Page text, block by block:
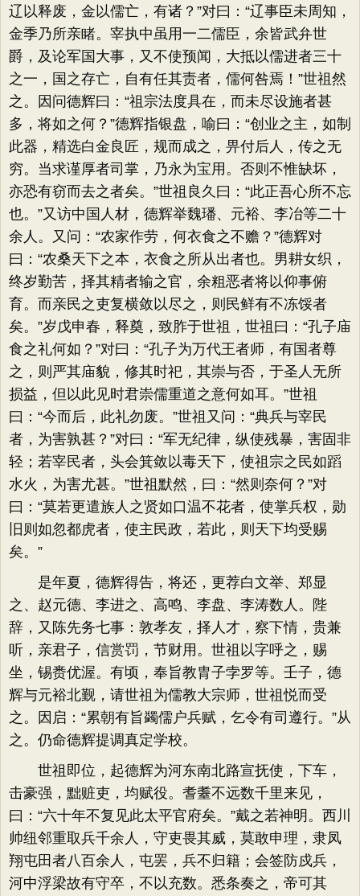
辽以释废，金以儒亡，有诸？”对曰：“辽事臣未周知，
金季乃所亲睹。宰执中虽用一二儒臣，余皆武弁世
爵，及论军国大事，又不使预闻，大抵以儒进者三十
之一，国之存亡，自有任其责者，儒何咎焉！”世祖然
之。因问德辉曰：“祖宗法度具在，而未尽设施者甚
多，将如之何？”德辉指银盘，喻曰：“创业之主，如制
此器，精选白金良匠，规而成之，畀付后人，传之无
穷。当求谨厚者司掌，乃永为宝用。否则不惟缺坏，
亦恐有窃而去之者矣。”世祖良久曰：“此正吾心所不忘
也。”又访中国人材，德辉举魏璠、元裕、李冶等二十
余人。又问：“农家作劳，何衣食之不赡？”德辉对
曰：“农桑天下之本，衣食之所从出者也。男耕女织，
终岁勤苦，择其精者输之官，余粗恶者将以仰事俯
育。而亲民之吏复横敛以尽之，则民鲜有不冻馁者
矣。”岁戊申春，释奠，致胙于世祖，世祖曰：“孔子庙
食之礼何如？”对曰：“孔子为万代王者师，有国者尊
之，则严其庙貌，修其时祀，其崇与否，于圣人无所
损益，但以此见时君崇儒重道之意何如耳。”世祖
曰：“今而后，此礼勿废。”世祖又问：“典兵与宰民
者，为害孰甚？”对曰：“军无纪律，纵使残暴，害固非
轻；若宰民者，头会箕敛以毒天下，使祖宗之民如蹈
水火，为害尤甚。”世祖默然，曰：“然则奈何？”对
曰：“莫若更遣族人之贤如口温不花者，使掌兵权，勋
旧则如忽都虎者，使主民政，若此，则天下均受赐
矣。”
是年夏，德辉得告，将还，更荐白文举、郑显
之、赵元德、李进之、高鸣、李盘、李涛数人。陛
辞，又陈先务七事：敦孝友，择人才，察下情，贵兼
听，亲君子，信赏罚，节财用。世祖以字呼之，赐
坐，锡赉优渥。有顷，奉旨教胄子孛罗等。壬子，德
辉与元裕北觐，请世祖为儒教大宗师，世祖悦而受
之。因启：“累朝有旨蠲儒户兵赋，乞令有司遵行。”从
之。仍命德辉提调真定学校。
世祖即位，起德辉为河东南北路宣抚使，下车，
击豪强，黜赃吏，均赋役。耆耋不远数千里来见，
曰：“六十年不复见此太平官府矣。”戴之若神明。西川
帅纽邻重取兵千余人，守吏畏其威，莫敢申理，隶凤
翔屯田者八百余人，屯罢，兵不归籍；会签防戍兵，
河中浮梁故有守卒，不以充数。悉条奏之，帝可其